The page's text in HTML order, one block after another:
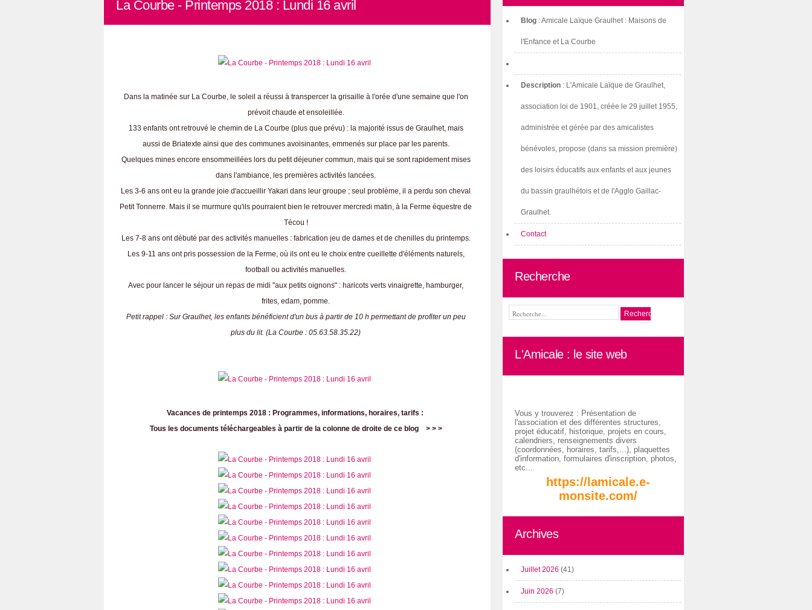
La Courbe - Printemps 2018 : Lundi 16 avril
Dans la matinée sur La Courbe, le soleil a réussi à transpercer la grisaille à l'orée d'une semaine que l'on
prévoit chaude et ensoleillée.
133 enfants ont retrouvé le chemin de La Courbe (plus que prévu) : la majorité issus de Graulhet, mais
aussi de Briatexte ainsi que des communes avoisinantes, emmenés sur place par les parents.
Quelques mines encore ensommeillées lors du petit déjeuner commun, mais qui se sont rapidement mises
dans l'ambiance, les premières activités lancées.
Les 3-6 ans ont eu la grande joie d'accueillir Yakari dans leur groupe ; seul problème, il a perdu son cheval
Petit Tonnerre. Mais il se murmure qu'ils pourraient bien le retrouver mercredi matin, à la Ferme équestre de
Técou !
Les 7-8 ans ont débuté par des activités manuelles : fabrication jeu de dames et de chenilles du printemps.
Les 9-11 ans ont pris possession de la Ferme, où ils ont eu le choix entre cueillette d'éléments naturels,
football ou activités manuelles.
Avec pour lancer le séjour un repas de midi "aux petits oignons" : haricots verts vinaigrette, hamburger,
frites, edam, pomme.
Petit rappel : Sur Graulhet, les enfants bénéficient d'un bus à partir de 10 h permettant de profiter un peu
plus du lit. (La Courbe : 05.63.58.35.22)
Vacances de printemps 2018 : Programmes, informations, horaires, tarifs :
Tous les documents téléchargeables à partir de la colonne de droite de ce blog > > >
Blog : Amicale Laïque Graulhet : Maisons de
l'Enfance et La Courbe
Description : L'Amicale Laïque de Graulhet,
association loi de 1901, créée le 29 juillet 1955,
administrée et gérée par des amicalistes
bénévoles, propose (dans sa mission première)
des loisirs éducatifs aux enfants et aux jeunes
du bassin graulhétois et de l'Agglo Gaillac-
Graulhet.
Contact
Recherche
L'Amicale : le site web
Vous y trouverez : Présentation de
l'association et des différentes structures,
projet éducatif, historique, projets en cours,
calendriers, renseignements divers
(coordonnées, horaires, tarifs,...), plaquettes
d'information, formulaires d'inscription, photos,
etc...
https://lamicale.e-
monsite.com/
Archives
Juillet 2026 (41)
Juin 2026 (7)